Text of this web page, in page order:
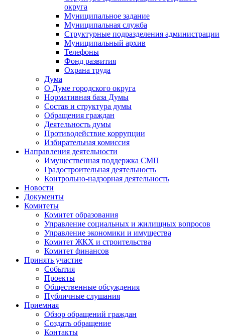
округа
Муниципальное задание
Муниципальная служба
Структурные подразделения администрации
Муниципальный архив
Телефоны
Фонд развития
Охрана труда
Дума
О Думе городского округа
Нормативная база Думы
Состав и структура думы
Обращения граждан
Деятельность думы
Противодействие коррупции
Избирательная комиссия
Направления деятельности
Имущественная поддержка СМП
Градостроительная деятельность
Контрольно-надзорная деятельность
Новости
Документы
Комитеты
Комитет образования
Управление социальных и жилищных вопросов
Управление экономики и имущества
Комитет ЖКХ и строительства
Комитет финансов
Принять участие
События
Проекты
Общественные обсуждения
Публичные слушания
Приемная
Обзор обращений граждан
Создать обращение
Контакты